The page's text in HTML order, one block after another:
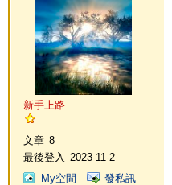
新手上路
文章 8
最後登入
2023-11-2
My空間
發私訊